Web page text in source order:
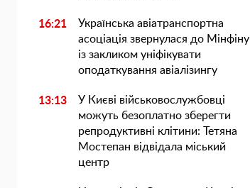
16:21
Українська авіатранспортна
асоціація звернулася до Мінфіну
із закликом уніфікувати
оподаткування авіалізингу
13:13
У Києві військовослужбовці
можуть безоплатно зберегти
репродуктивні клітини: Тетяна
Мостепан відвідала міський
центр